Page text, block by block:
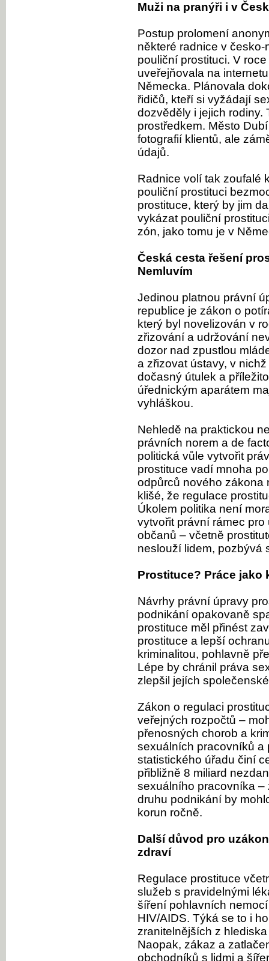
Muži na pranýři i v
Postup prolomení
některé radnice v
pouliční prostituci. V
uveřejňovala na
Německa. Plánovala
řidičů, kteří si vyžádají
dozvěděly i jejich rodiny.
prostředkem. Město
fotografií klientů, ale
údajů.
Radnice volí tak zoufalé
pouliční prostituci
prostituce, který by jim
vykázat pouliční
zón, jako tomu je v
Česká cesta řešení
Nemluvím
Jedinou platnou právní
republice je zákon o
který byl novelizován v
zřizování a udržování
dozor nad zpustlou
a zřizovat ústavy, v
dočasný útulek a
úřednickým aparátem
vyhláškou.
Nehledě na praktickou
právních norem a de
politická vůle vytvořit
prostituce vadí mnoha
odpůrců nového zákona
klišé, že regulace
Úkolem politika není
vytvořit právní rámec
občanů – včetně
neslouží lidem, pozbývá
Prostituce? Práce jako
Návrhy právní úpravy
podnikání opakovaně
prostituce měl přinést
prostituce a lepší
kriminalitou, pohlavně
Lépe by chránil práva
zlepšil jejích
Zákon o regulaci
veřejných rozpočtů –
přenosných chorob a
sexuálních pracovníků a
statistického úřadu činí
přibližně 8 miliard
sexuálního pracovníka –
druhu podnikání by
korun ročně.
Další důvod pro
zdraví
Regulace prostituce
služeb s pravidelnými
šíření pohlavních
HIV/AIDS. Týká se to i
zranitelnějších z
Naopak, zákaz a
obchodníků s lidmi a